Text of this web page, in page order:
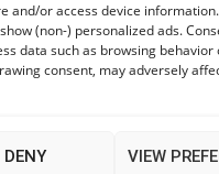
and/or access device
(non-) personalized ads.
data such as browsing behavior
consent, may adversely
DENY VIEW